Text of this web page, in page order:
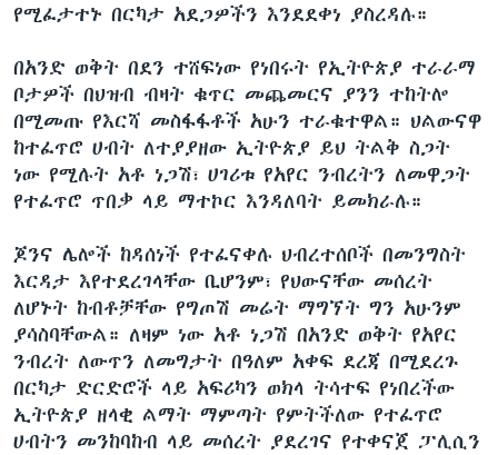
የሚፈታተኑ በርካታ አደጋዎችን እንደደቀነ ያስረዳሉ።
በአንድ ወቅት በደን ተሸፍነው የነበሩት የኢትዮጵያ ተራራማ
ቦታዎች በህዝብ ብዛት ቁጥር መጨመርና ያንን ተከትሎ
በሚመጡ የእርሻ መስፋፋቶች አሁን ተራቁተዋል። ህልውናዋ
ከተፈጥሮ ሀብት ለተያያዘው ኢትዮጵያ ይህ ትልቅ ስጋት
ነው የሚሉት አቶ ነጋሽ፣ ሀገሪቱ የአየር ንብረትን ለመዋጋት
የተፈጥሮ ጥበቃ ላይ ማተኮር እንዳለባት ይመክራሉ።
ጆንና ሌሎች ከዳሰነች የተፈናቀሉ ህብረተሰቦች በመንግስት
እርዳታ እየተደረገላቸው ቢሆንም፣ የህውናቸው መሰረት
ለሆኑት ከብቶቻቸው የግጦሽ መሬት ማግኘት ግን አሁንም
ያሳስባቸውል። ለዛም ነው አቶ ነጋሽ በአንድ ወቅት የአየር
ንብረት ለውጥን ለመግታት በዓለም አቀፍ ደረጃ በሚደረጉ
በርካታ ድርድሮች ላይ አፍሪካን ወክላ ትሳተፍ የነበረችው
ኢትዮጵያ ዘላቂ ልማት ማምጣት የምትችለው የተፈጥሮ
ሀብትን መንከባከብ ላይ መሰረት ያደረገና የተቀናጀ ፓሊሲን